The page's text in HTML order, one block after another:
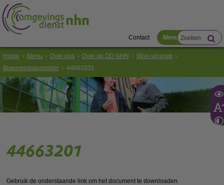
Contact Menu
Home Menu Over ons Over de OD NHN
Woo-verzoek
Bloemendalerpolder
44663201
44663201
Gebruik de onderstaande link om het document te downloaden.